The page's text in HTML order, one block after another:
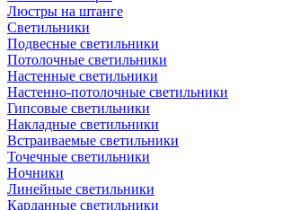
Люстры на штанге
Светильники
Подвесные светильники
Потолочные светильники
Настенные светильники
Настенно-потолочные светильники
Гипсовые светильники
Накладные светильники
Встраиваемые светильники
Точечные светильники
Ночники
Линейные светильники
Карданные светильники